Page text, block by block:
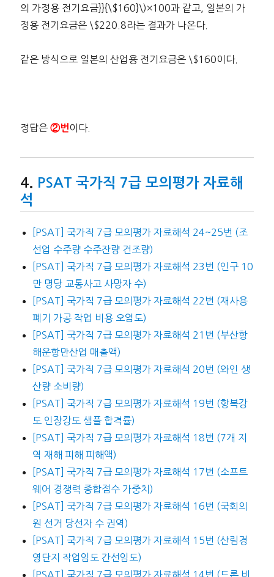
의 가정용 전기요금}}{\$160}\)×100과 같고, 일본의 가
정용 전기요금은 \$220.8라는 결과가 나온다.
같은 방식으로 일본의 산업용 전기요금은 \$160이다.
정답은 ②번 이다.
PSAT 국가직 7급 모의평가 자료해
석
[PSAT] 국가직 7급 모의평가 자료해석 24~25번 (조
선업 수주량 수주잔량 건조량)
[PSAT] 국가직 7급 모의평가 자료해석 23번 (인구 10
만 명당 교통사고 사망자 수)
[PSAT] 국가직 7급 모의평가 자료해석 22번 (재사용
폐기 가공 작업 비용 오염도)
[PSAT] 국가직 7급 모의평가 자료해석 21번 (부산항
해운항만산업 매출액)
[PSAT] 국가직 7급 모의평가 자료해석 20번 (와인 생
산량 소비량)
[PSAT] 국가직 7급 모의평가 자료해석 19번 (항복강
도 인장강도 샘플 합격률)
[PSAT] 국가직 7급 모의평가 자료해석 18번 (7개 지
역 재해 피해 피해액)
[PSAT] 국가직 7급 모의평가 자료해석 17번 (소프트
웨어 경쟁력 종합점수 가중치)
[PSAT] 국가직 7급 모의평가 자료해석 16번 (국회의
원 선거 당선자 수 권역)
[PSAT] 국가직 7급 모의평가 자료해석 15번 (산림경
영단지 작업임도 간선임도)
[PSAT] 국가직 7급 모의평가 자료해석 14번 (드론 비